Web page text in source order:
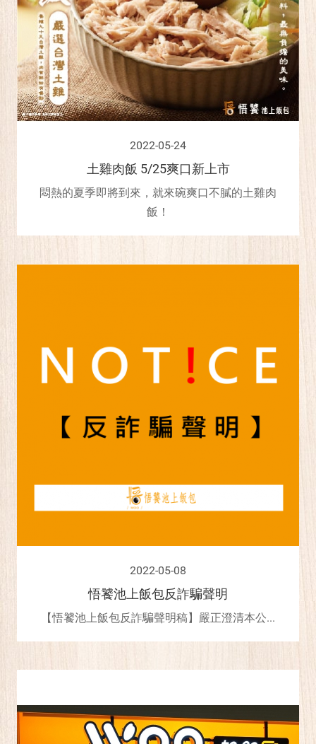
2022-05-24
土雞肉飯 5/25爽口新上市
悶熱的夏季即將到來，就來碗爽口不膩的土雞肉
飯！
2022-05-08
悟饕池上飯包反詐騙聲明
【悟饕池上飯包反詐騙聲明稿】嚴正澄清本公...